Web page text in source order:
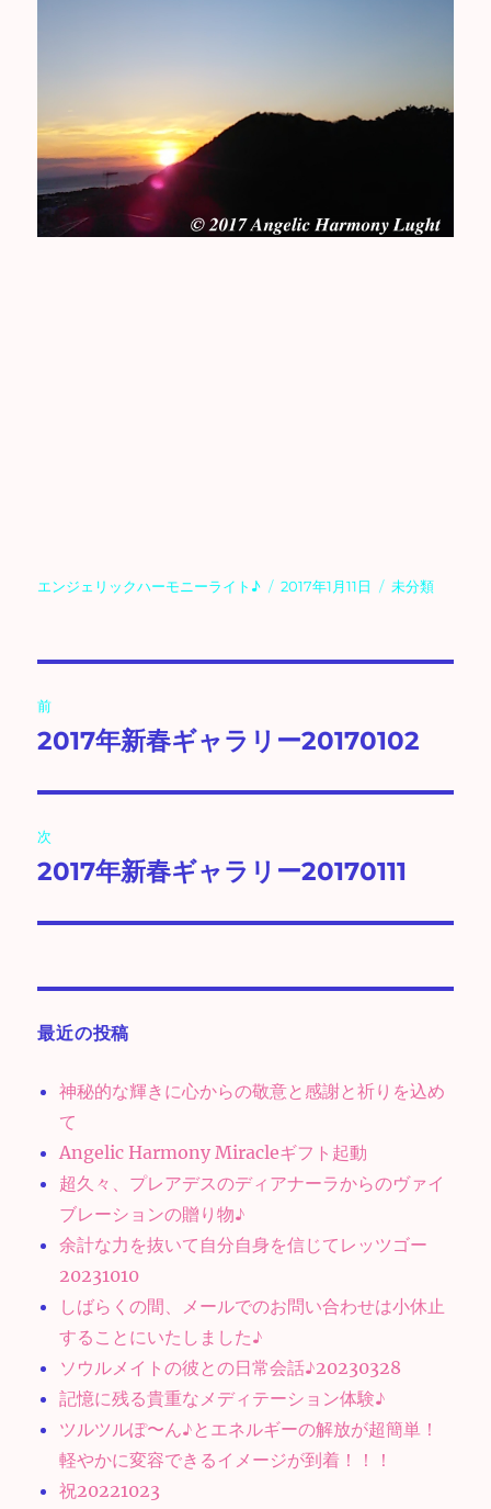
投
エンジェリックハーモニーライト♪
投
2017年1月11日
カ
未分類
稿
ビ
ゲ
ー
前
前
投
稿:
2017年新春ギャラリー20170102
次
次
投
2017年新春ギャラリー20170111
最近の投稿
神秘的な輝きに心からの敬意と感謝と祈りを込め
て
Angelic Harmony Miracleギフト起動
超久々、プレアデスのディアナーラからのヴァイ
ブレーションの贈り物♪
余計な力を抜いて自分自身を信じてレッツゴー
20231010
しばらくの間、メールでのお問い合わせは小休止
することにいたしました♪
ソウルメイトの彼との日常会話♪20230328
記憶に残る貴重なメディテーション体験♪
ツルツルぽ〜ん♪とエネルギーの解放が超簡単！
軽やかに変容できるイメージが到着！！！
祝20221023